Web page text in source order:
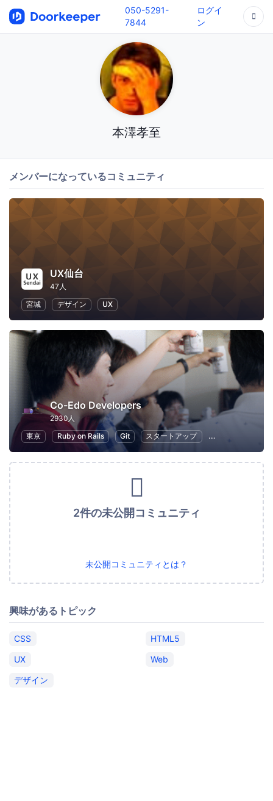
050-5291-
7844
ログイ
ン
本澤孝至
メンバーになっているコミュニティ
UX仙台
47人
宮城
デザイン UX
Co-Edo Developers
2930人
東京
Ruby on Rails Git スタートアップ プログラミング
2件の未公開コミュニティ
未公開コミュニティとは？
興味があるトピック
CSS
HTML5
UX
Web
デザイン